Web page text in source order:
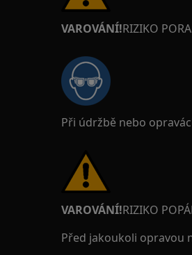
VAROVÁNÍ!RIZIKO
Při údržbě nebo
VAROVÁNÍ!RIZIKO
Před jakoukoli opravou